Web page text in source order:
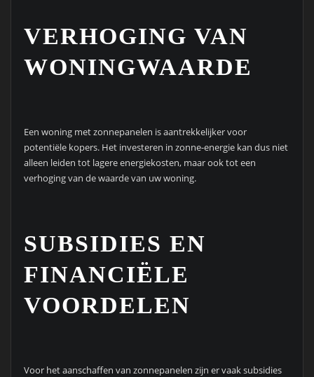
VERHOGING VAN
WONINGWAARDE
Een woning met zonnepanelen is aantrekkelijker voor
potentiële kopers. Het investeren in zonne-energie kan dus niet
alleen leiden tot lagere energiekosten, maar ook tot een
verhoging van de waarde van uw woning.
SUBSIDIES EN
FINANCIËLE
VOORDELEN
Voor het aanschaffen van zonnepanelen zijn er vaak subsidies